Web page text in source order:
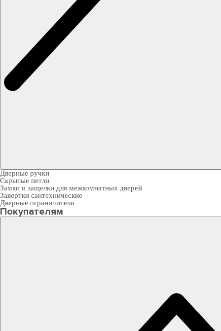
Дверные ручки
Скрытые петли
Замки и защелки для межкомнатных дверей
Завертки сантехнические
Дверные ограничители
Покупателям